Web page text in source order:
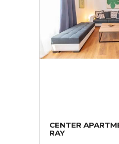
CENTER
RAY